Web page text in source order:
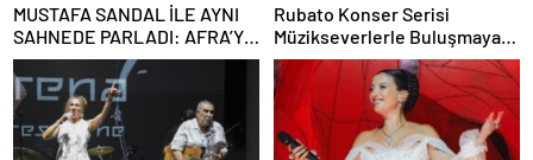
MUSTAFA SANDAL İLE AYNI
SAHNEDE PARLADI: AFRA’YA
HARBİYE’DE BÜYÜK ALKIŞ
Rubato Konser Serisi
Müzikseverlerle Buluşmaya
Devam Ediyor